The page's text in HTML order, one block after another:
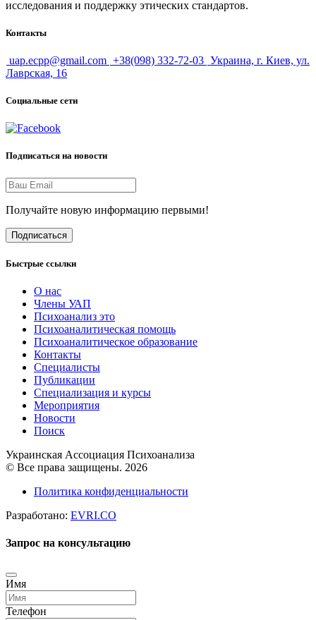
исследования и поддержку этических стандартов.
Контакты
uap.ecpp@gmail.com +38(098) 332-72-03 Украина, г. Киев, ул.
Лаврская, 16
Социальные сети
Подписаться на новости
Получайте новую информацию первыми!
Подписаться
Быстрые ссылки
О нас
Члены УАП
Психоанализ это
Психоаналитическая помощь
Психоаналитическое образование
Контакты
Специалисты
Публикации
Специализация и курсы
Мероприятия
Новости
Поиск
Украинская Ассоциация Психоанализа
© Все права защищены. 2026
Политика конфиденциальности
Разработано: EVRI.CO
Запрос на консультацию
Имя
Телефон